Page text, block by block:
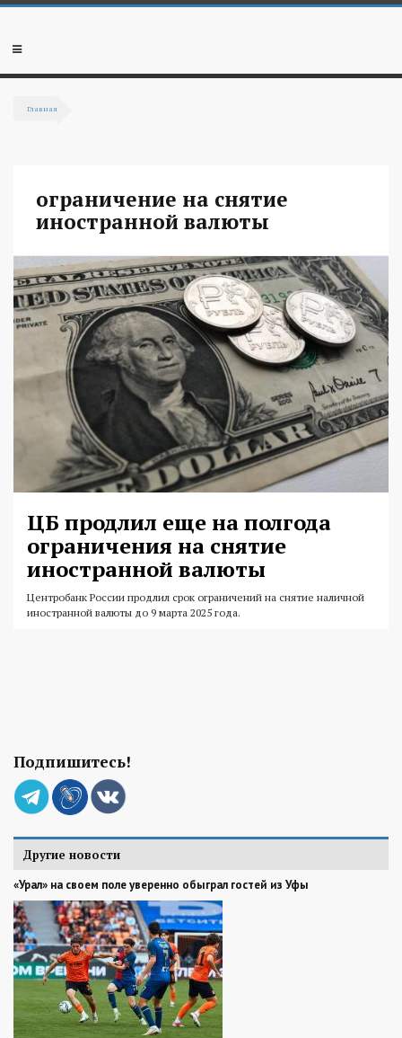
Перейти к основному содержанию
Мобильное
Главная
ограничение на снятие
иностранной валюты
ЦБ продлил еще на полгода
ограничения на снятие
иностранной валюты
Центробанк России продлил срок ограничений на снятие наличной
иностранной валюты до 9 марта 2025 года.
Подпишитесь!
Другие новости
«Урал» на своем поле уверенно обыграл гостей из Уфы